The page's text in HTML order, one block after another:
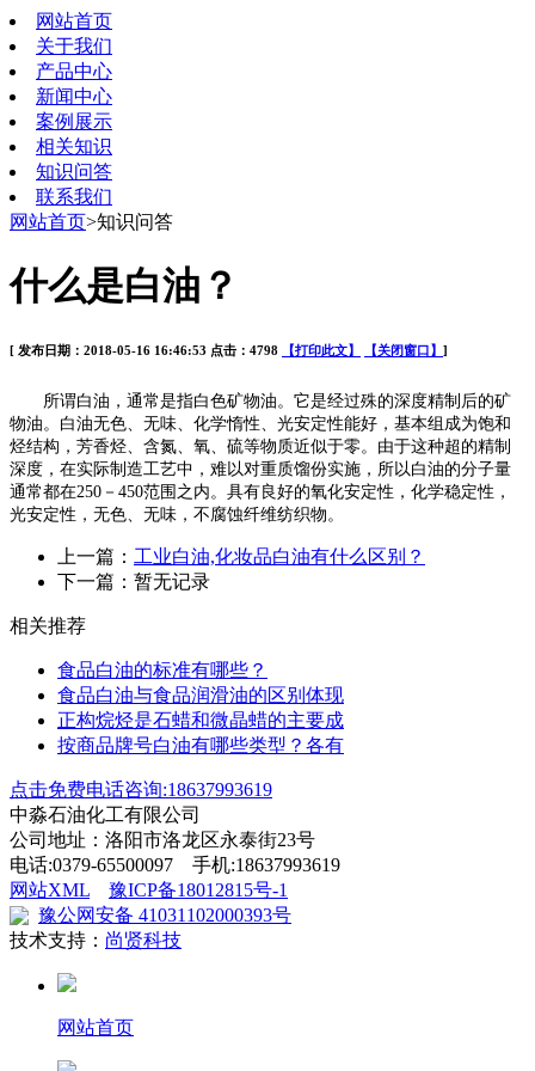
网站首页
关于我们
产品中心
新闻中心
案例展示
相关知识
知识问答
联系我们
网站首页>知识问答
什么是白油？
[ 发布日期：2018-05-16 16:46:53 点击：4798 【打印此文】 【关闭窗口】 ]
所谓白油，通常是指白色矿物油。它是经过殊的深度精制后的矿
物油。白油无色、无味、化学惰性、光安定性能好，基本组成为饱和
烃结构，芳香烃、含氮、氧、硫等物质近似于零。由于这种超的精制
深度，在实际制造工艺中，难以对重质馏份实施，所以白油的分子量
通常都在250 － 450范围之内。具有良好的氧化安定性，化学稳定性，
光安定性，无色、无味，不腐蚀纤维纺织物。
上一篇： 工业白油,化妆品白油有什么区别？
下一篇：暂无记录
相关推荐
食品白油的标准有哪些？
食品白油与食品润滑油的区别体现
正构烷烃是石蜡和微晶蜡的主要成
按商品牌号白油有哪些类型？各有
点击免费电话咨询:18637993619
中淼石油化工有限公司
公司地址：洛阳市洛龙区永泰街23号
电话:0379-65500097 手机:18637993619
网站XML
豫ICP备18012815号-1
豫公网安备 41031102000393号
技术支持： 尚贤科技
网站首页